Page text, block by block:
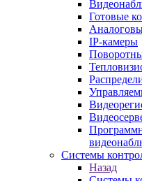
Готовые
IP-камеры
Системы
Назад